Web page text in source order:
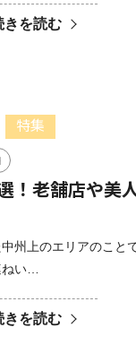
きを読む
特集
！老舗店や美
州上のエリアのこと
い…
きを読む